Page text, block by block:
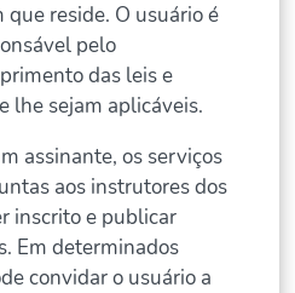
que reside. O usuário é
pelo
das leis e
lhe sejam aplicáveis.
assinante, os serviços
aos instrutores dos
inscrito e publicar
Em determinados
convidar o usuário a